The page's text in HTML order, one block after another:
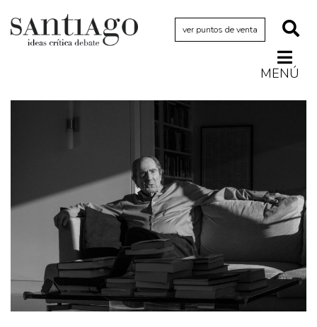
ver puntos de venta
MENÚ
Archivo Cenfoto-UDP
Ciencia
Cine y televisión
Críticas